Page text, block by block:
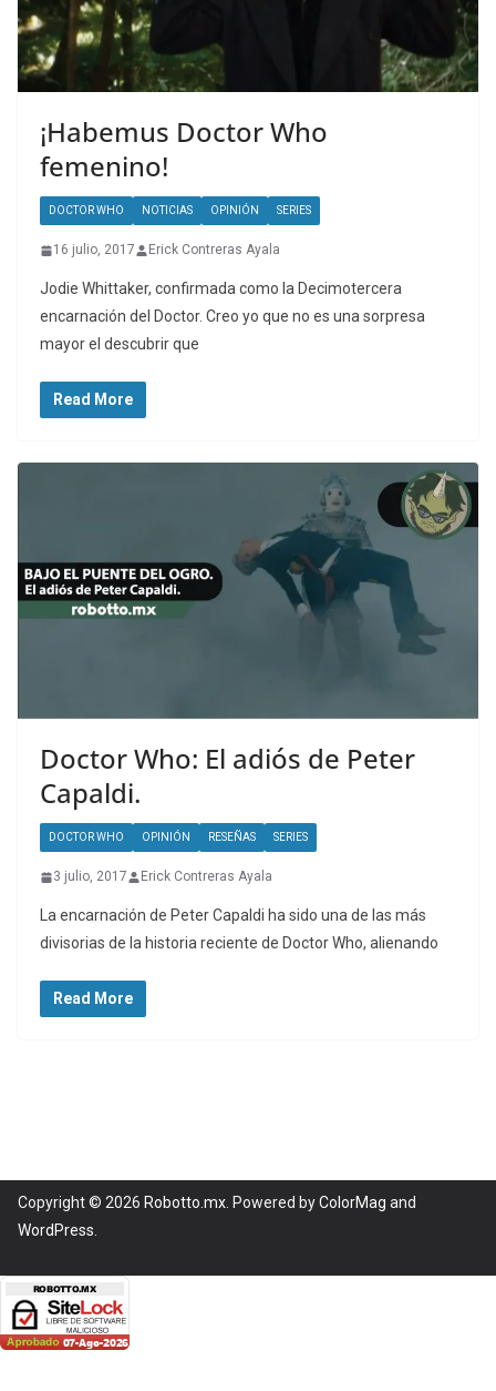
¡Habemus Doctor Who
femenino!
DOCTOR WHO NOTICIAS OPINIÓN SERIES
16 julio, 2017 Erick Contreras Ayala
Jodie Whittaker, confirmada como la Decimotercera
encarnación del Doctor. Creo yo que no es una sorpresa
mayor el descubrir que
Read More
Doctor Who: El adiós de Peter
Capaldi.
DOCTOR WHO OPINIÓN RESEÑAS SERIES
3 julio, 2017 Erick Contreras Ayala
La encarnación de Peter Capaldi ha sido una de las más
divisorias de la historia reciente de Doctor Who, alienando
Read More
Copyright © 2026 Robotto.mx . Powered byColorMag and
WordPress